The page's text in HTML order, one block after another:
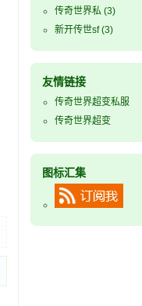
传奇世界私 (3)
新开传世sf(3)
友情链接
传奇世界超变私服
传奇世界超变
图标汇集